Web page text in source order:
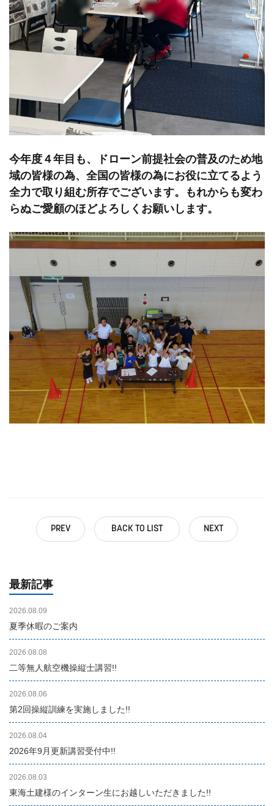
今年度４年目も、ドローン前提社会の普及のため地
域の皆様の為、全国の皆様の為にお役に立てるよう
全力で取り組む所存でございます。もれからも変わ
らぬご愛顧のほどよろしくお願いします。
PREV BACK TO LIST NEXT
最新記事
2026.08.09
夏季休暇のご案内
2026.08.08
二等無人航空機操縦士講習!!
2026.08.06
第2回操縦訓練を実施しました!!
2026.08.04
2026年9月更新講習受付中!!
2026.08.03
東海土建様のインターン生にお越しいただきました!!